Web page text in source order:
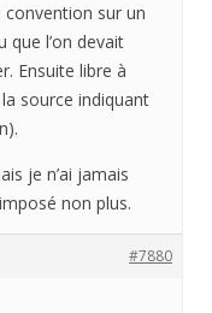
convention sur un
que l’on devait
Ensuite libre à
source indiquant
je n’ai jamais
non plus.
#7880